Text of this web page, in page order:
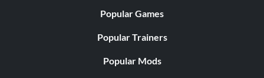
Popular Games
Popular Trainers
Popular Mods